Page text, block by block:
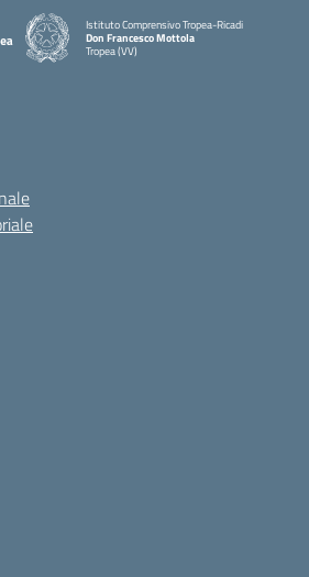
Istituto Comprensivo Tropea-Ricadi
Don Francesco Mottola
Tropea (VV)
— Visita la pagina iniziale della scuola